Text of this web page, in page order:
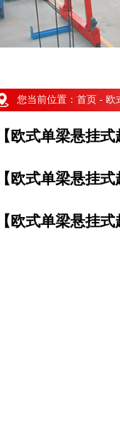
您当前位置： 首页- 欧
【欧式单梁悬挂
【欧式单梁悬挂
【欧式单梁悬挂